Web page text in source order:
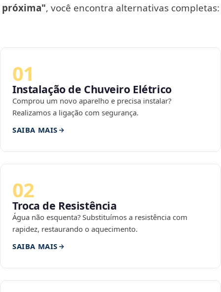
próxima", você encontra alternativas completas:
01
Instalação de Chuveiro Elétrico
Comprou um novo aparelho e precisa instalar?
Realizamos a ligação com segurança.
SAIBA MAIS
02
Troca de Resistência
Água não esquenta? Substituímos a resistência com
rapidez, restaurando o aquecimento.
SAIBA MAIS